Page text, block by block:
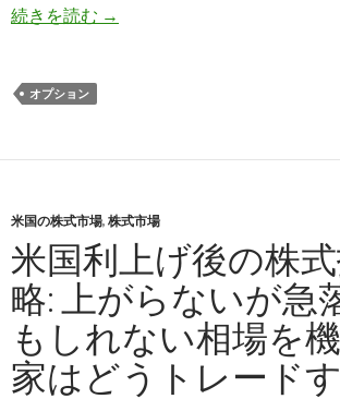
続きを読む トランプ政権が超長期債発行
→
オプション
米国の株式市場, 株式市場
米国利上げ後の株
略: 上がらないが急
もしれない相場を
家はどうトレード